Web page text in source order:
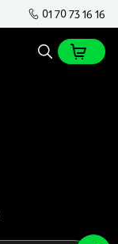
01 70 73 16 16